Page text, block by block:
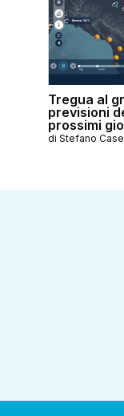
Tregua al
previsioni
prossimi
di Stefano